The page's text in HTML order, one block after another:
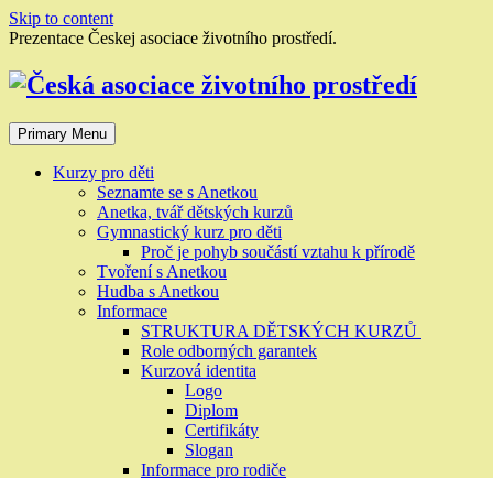
Skip to content
Prezentace Českej asociace životního prostředí.
Primary Menu
Kurzy pro děti
Seznamte se s Anetkou
Anetka, tvář dětských kurzů
Gymnastický kurz pro děti
Proč je pohyb součástí vztahu k přírodě
Tvoření s Anetkou
Hudba s Anetkou
Informace
STRUKTURA DĚTSKÝCH KURZŮ
Role odborných garantek
Kurzová identita
Logo
Diplom
Certifikáty
Slogan
Informace pro rodiče